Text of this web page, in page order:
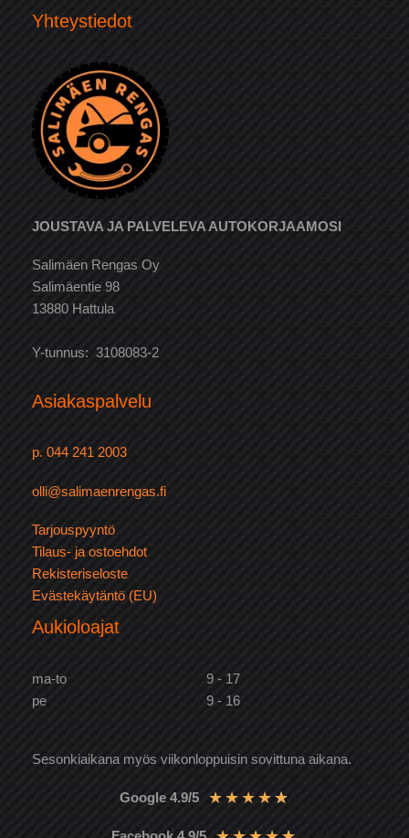
Yhteystiedot
JOUSTAVA JA PALVELEVA AUTOKORJAAMOSI
Salimäen Rengas Oy
Salimäentie 98
13880 Hattula
Y-tunnus: 3108083-2
Asiakaspalvelu
p. 044 241 2003
olli@salimaenrengas.fi
Tarjouspyyntö
Tilaus- ja ostoehdot
Rekisteriseloste
Evästekäytäntö (EU)
Aukioloajat
ma-to
9 - 17
pe
9 - 16
Sesonkiaikana myös viikonloppuisin sovittuna aikana.
Google 4.9/5 ★ ★ ★ ★ ★